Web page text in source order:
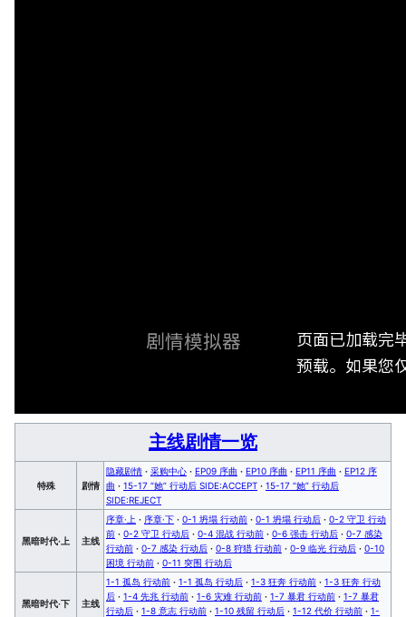
剧情模拟器
页面已加载完
预载。如果您
主线剧情一览
特殊 剧情
隐藏剧情 · 采购中心 · EP09 序曲 · EP10 序曲 · EP11 序曲 · EP12 序
曲 · 15-17 “她” 行动后 SIDE:ACCEPT · 15-17 “她” 行动后
SIDE:REJECT
黑暗时代·上 主线
序章·上 · 序章·下 · 0-1 坍塌 行动前 · 0-1 坍塌 行动后 · 0-2 守卫 行动
前 · 0-2 守卫 行动后 · 0-4 混战 行动前 · 0-6 强击 行动后 · 0-7 感染
行动前 · 0-7 感染 行动后 · 0-8 狩猎 行动前 · 0-9 临光 行动后 · 0-10
困境 行动前 · 0-11 突围 行动后
黑暗时代·下 主线
1-1 孤岛 行动前 · 1-1 孤岛 行动后 · 1-3 狂奔 行动前 · 1-3 狂奔 行动
后 · 1-4 先兆 行动前 · 1-6 灾难 行动前 · 1-7 暴君 行动前 · 1-7 暴君
行动后 · 1-8 意志 行动前 · 1-10 残留 行动后 · 1-12 代价 行动前 · 1-